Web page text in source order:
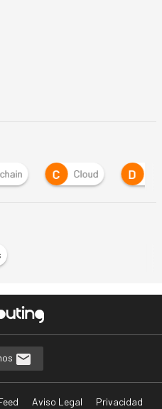
D Digitalización
Aviso Legal
Privacidad